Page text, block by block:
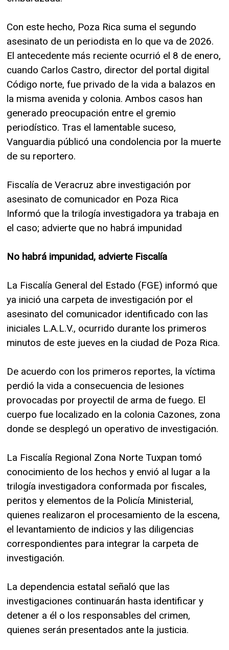
Con este hecho, Poza Rica suma el segundo
asesinato de un periodista en lo que va de 2026.
El antecedente más reciente ocurrió el 8 de enero,
cuando Carlos Castro, director del portal digital
Código norte, fue privado de la vida a balazos en
la misma avenida y colonia. Ambos casos han
generado preocupación entre el gremio
periodístico. Tras el lamentable suceso,
Vanguardia públicó una condolencia por la muerte
de su reportero.
Fiscalía de Veracruz abre investigación por
asesinato de comunicador en Poza Rica
Informó que la trilogía investigadora ya trabaja en
el caso; advierte que no habrá impunidad
No habrá impunidad, advierte Fiscalía
La Fiscalía General del Estado (FGE) informó que
ya inició una carpeta de investigación por el
asesinato del comunicador identificado con las
iniciales L.A.L.V., ocurrido durante los primeros
minutos de este jueves en la ciudad de Poza Rica.
De acuerdo con los primeros reportes, la víctima
perdió la vida a consecuencia de lesiones
provocadas por proyectil de arma de fuego. El
cuerpo fue localizado en la colonia Cazones, zona
donde se desplegó un operativo de investigación.
La Fiscalía Regional Zona Norte Tuxpan tomó
conocimiento de los hechos y envió al lugar a la
trilogía investigadora conformada por fiscales,
peritos y elementos de la Policía Ministerial,
quienes realizaron el procesamiento de la escena,
el levantamiento de indicios y las diligencias
correspondientes para integrar la carpeta de
investigación.
La dependencia estatal señaló que las
investigaciones continuarán hasta identificar y
detener a él o los responsables del crimen,
quienes serán presentados ante la justicia.